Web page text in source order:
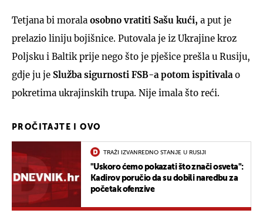
Tetjana bi morala osobno vratiti Sašu kući, a put je
prelazio liniju bojišnice. Putovala je iz Ukrajine kroz
Poljsku i Baltik prije nego što je pješice prešla u Rusiju,
gdje ju je Služba sigurnosti FSB-a potom ispitivala o
pokretima ukrajinskih trupa. Nije imala što reći.
PROČITAJTE I OVO
TRAŽI IZVANREDNO STANJE U RUSIJI
"Uskoro ćemo pokazati što znači osveta":
Kadirov poručio da su dobili naredbu za
početak ofenzive